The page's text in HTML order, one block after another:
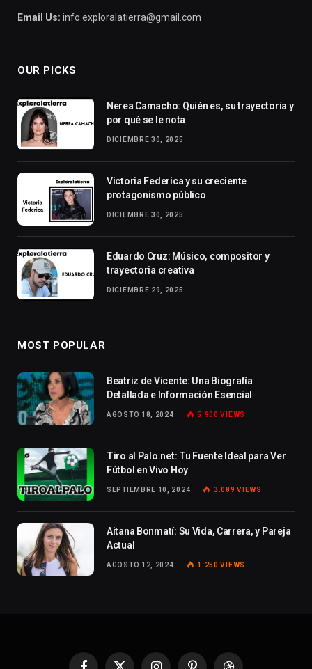
Email Us: info.exploralatierra@gmail.com
OUR PICKS
Nerea Camacho: Quién es, su trayectoria y
por qué se le nota
DICIEMBRE 30, 2025
Victoria Federica y su creciente
protagonismo público
DICIEMBRE 30, 2025
Eduardo Cruz: Músico, compositor y
trayectoria creativa
DICIEMBRE 29, 2025
MOST POPULAR
Beatriz de Vicente: Una Biografía
Detallada e Información Esencial
AGOSTO 18, 2024 5.900VIEWS
Tiro al Palo.net: Tu Fuente Ideal para Ver
Fútbol en Vivo Hoy
SEPTIEMBRE 10, 2024 3.089VIEWS
Aitana Bonmatí: Su Vida, Carrera, y Pareja
Actual
AGOSTO 12, 2024 1.250VIEWS